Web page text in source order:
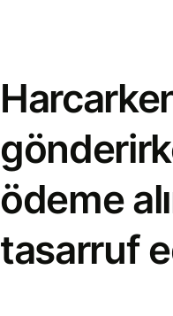
ödeme
tasarruf